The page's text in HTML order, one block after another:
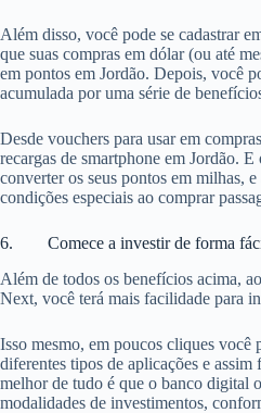
Além disso, você pode se cadastrar
que suas compras em dólar (ou até
em pontos em Jordão. Depois, você
acumulada por uma série de
Desde vouchers para usar em
recargas de smartphone em Jordão.
converter os seus pontos em milhas,
condições especiais ao comprar
6. Comece a investir de forma
Além de todos os benefícios acima,
Next, você terá mais facilidade para
Isso mesmo, em poucos cliques você
diferentes tipos de aplicações e
melhor de tudo é que o banco digital
modalidades de investimentos,